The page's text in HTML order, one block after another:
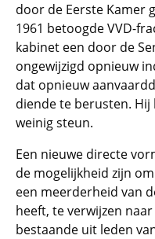
door de Eerste Kamer
1961 betoogde VVD-
kabinet een door de
ongewijzigd opnieuw
dat opnieuw
diende te berusten.
weinig steun.
Een nieuwe directe
de mogelijkheid zijn
een meerderheid van
heeft, te verwijzen
bestaande uit leden